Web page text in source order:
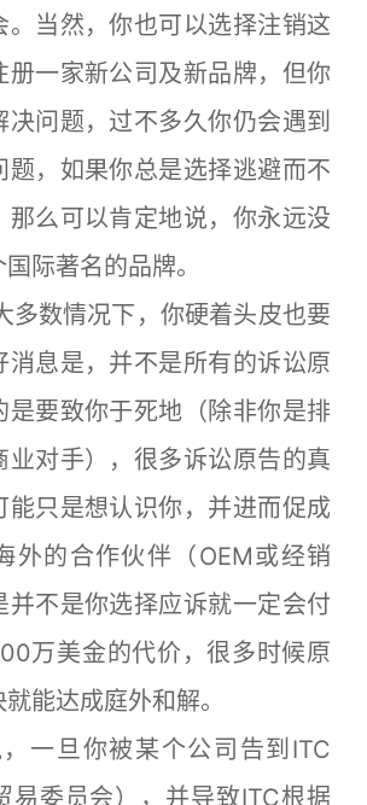
。当然，你也可以选择注销这
册一家新公司及新品牌，但你
决问题，过不多久你仍会遇到
题，如果你总是选择逃避而不
那么可以肯定地说，你永远没
际著名的品牌。
数情况下，你硬着头皮也要
消息是，并不是所有的诉讼原
是要致你于死地（除非你是排
业对手），很多诉讼原告的真
能只是想认识你，并进而促成
外的合作伙伴（OEM或经销
并不是你选择应诉就一定会付
万美金的代价，很多时候原
能达成庭外和解。
一旦你被某个公司告到ITC
易委员会），并导致ITC根据